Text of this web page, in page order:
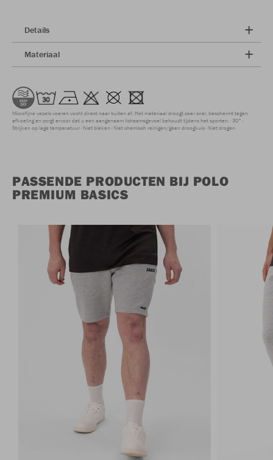
Details
Materiaal
Microfijne vezels voeren vocht direct naar buiten af. Het materiaal droogt zeer snel, beschermt tegen
afkoeling en zorgt ervoor dat u een aangenaam lichaamsgevoel behoudt tijdens het sporten. 30°
Strijken op lage temperatuur Niet bleken Niet chemisch reinigen/geen droogkuis Niet drogen
PASSENDE PRODUCTEN BIJ POLO
PREMIUM BASICS